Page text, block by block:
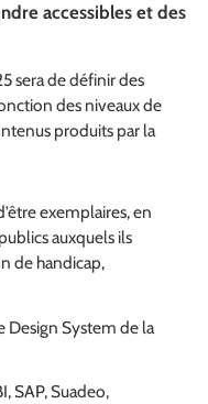
accessibles et des
sera de définir des
des niveaux de
produits par la
exemplaires, en
auxquels ils
de handicap,
Design System de la
SAP, Suadeo,